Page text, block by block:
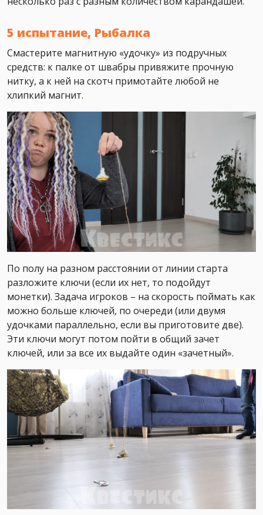
5 испытание, Рыбалка
Смастерите магнитную «удочку» из подручных
средств: к палке от швабры привяжите прочную
нитку, а к ней на скотч примотайте любой не
хлипкий магнит.
По полу на разном расстоянии от линии старта
разложите ключи (если их нет, то подойдут
монетки). Задача игроков – на скорость поймать как
можно больше ключей, по очереди (или двумя
удочками параллельно, если вы приготовите две).
Эти ключи могут потом пойти в общий зачет
ключей, или за все их выдайте один «зачетный».